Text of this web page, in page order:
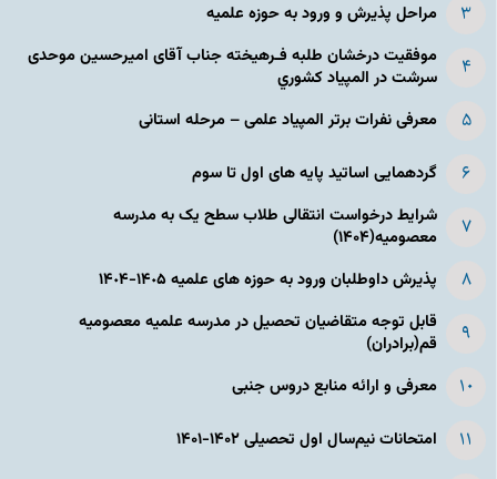
مراحل پذیرش و ورود به حوزه علمیه
موفقیت درخشان طلبه فـرهیخته جناب آقای امیرحسین موحدی
سرشت در المپياد كشوري
معرفی نفرات برتر المپیاد علمی – مرحله استانی
گردهمایی اساتید پایه های اول تا سوم
شرایط درخواست انتقالی طلاب سطح یک به مدرسه
معصومیه(۱۴۰۴)
پذیرش داوطلبان ورود به حوزه های علمیه ١۴٠۵-١۴٠۴
قابل توجه متقاضیان تحصیل در مدرسه علمیه معصومیه
قم(برادران)
معرفی و ارائه منابع دروس جنبی
امتحانات نیم‌سال اول تحصیلی ۱۴۰۲-۱۴۰۱